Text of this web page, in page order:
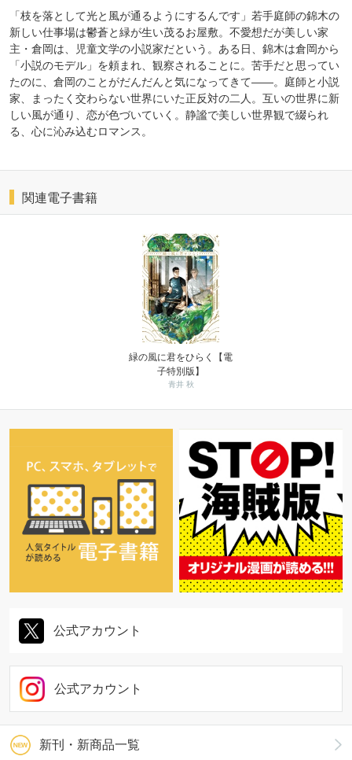
「枝を落として光と風が通るようにするんです」若手庭師の錦木の
新しい仕事場は鬱蒼と緑が生い茂るお屋敷。不愛想だが美しい家
主・倉岡は、児童文学の小説家だという。ある日、錦木は倉岡から
「小説のモデル」を頼まれ、観察されることに。苦手だと思ってい
たのに、倉岡のことがだんだんと気になってきて――。庭師と小説
家、まったく交わらない世界にいた正反対の二人。互いの世界に新
しい風が通り、恋が色づいていく。静謐で美しい世界観で綴られ
る、心に沁み込むロマンス。
関連電子書籍
緑の風に君をひらく【電
子特別版】
青井 秋
新刊・新商品一覧
公式アカウント
公式アカウント